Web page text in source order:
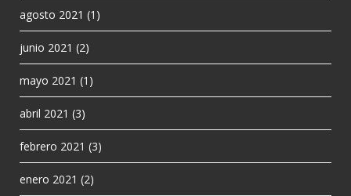
agosto 2021 (1)
junio 2021 (2)
mayo 2021 (1)
abril 2021 (3)
febrero 2021 (3)
enero 2021 (2)